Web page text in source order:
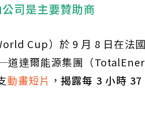
司是主要贊助商
Cup）於 9 月 8 日在法
達爾能源集團（
動畫短片 ， 揭露每 3 小時